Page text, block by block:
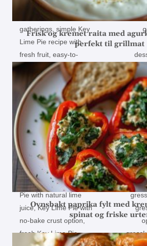
Frisk og kremet raita med
perfekt til grillmat
Ovnsbakt paprika fylt med
spinat og friske